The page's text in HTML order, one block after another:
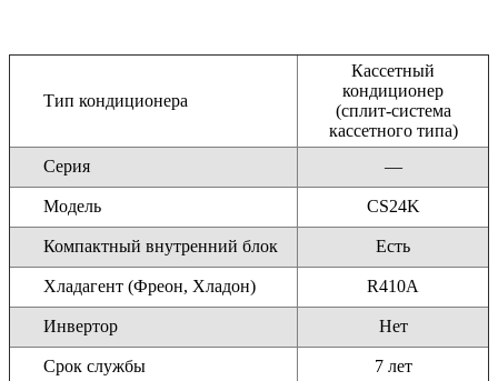
Тип кондиционера
Кассетный
кондиционер
(сплит-система
кассетного типа)
Серия
—
Модель CS24K
Компактный внутренний блок Есть
Хладагент (Фреон, Хладон) R410A
Инвертор Нет
Срок службы 7 лет